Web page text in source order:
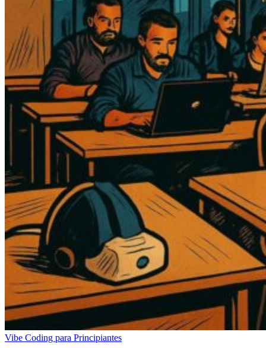
Vibe Coding para Principiantes